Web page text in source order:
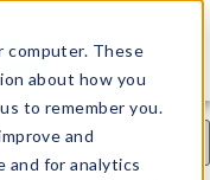
computer. These
about how you
to remember you.
and
and for analytics